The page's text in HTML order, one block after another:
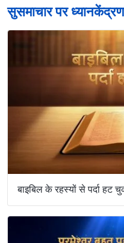
सुसमाचार पर ध्यानकेंद्रण
बाइबिल के रहस्यों से पर्दा हट